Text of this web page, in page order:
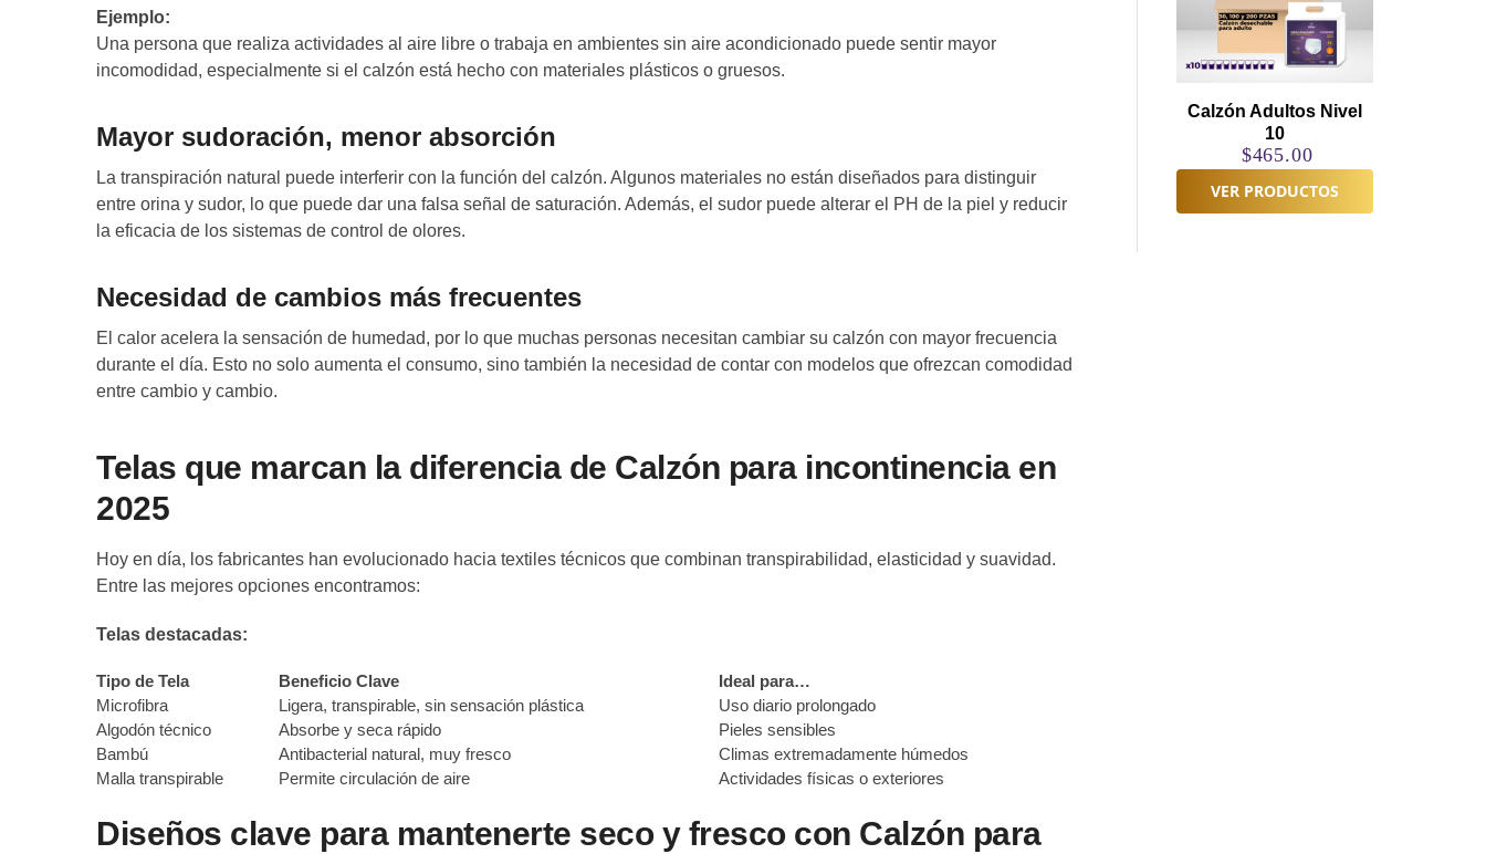
Ejemplo:
Una persona que realiza actividades al aire libre o trabaja en ambientes sin aire acondicionado puede sentir mayor
incomodidad, especialmente si el calzón está hecho con materiales plásticos o gruesos.
Mayor sudoración, menor absorción
La transpiración natural puede interferir con la función del calzón. Algunos materiales no están diseñados para distinguir
entre orina y sudor, lo que puede dar una falsa señal de saturación. Además, el sudor puede alterar el PH de la piel y reducir
la eficacia de los sistemas de control de olores.
Necesidad de cambios más frecuentes
El calor acelera la sensación de humedad, por lo que muchas personas necesitan cambiar su calzón con mayor frecuencia
durante el día. Esto no solo aumenta el consumo, sino también la necesidad de contar con modelos que ofrezcan comodidad
entre cambio y cambio.
Telas que marcan la diferencia de Calzón para incontinencia en
2025
Hoy en día, los fabricantes han evolucionado hacia textiles técnicos que combinan transpirabilidad, elasticidad y suavidad.
Entre las mejores opciones encontramos:
Telas destacadas:
Tipo de Tela Beneficio Clave
Ideal para…
Microfibra
Ligera, transpirable, sin sensación plástica
Uso diario prolongado
Algodón técnico
Absorbe y seca rápido
Pieles sensibles
Bambú
Antibacterial natural, muy fresco
Climas extremadamente húmedos
Malla transpirable
Permite circulación de aire Actividades físicas o exteriores
Diseños clave para mantenerte seco y fresco con Calzón para
Calzón Adultos Nivel
10
$465.00
VER PRODUCTOS